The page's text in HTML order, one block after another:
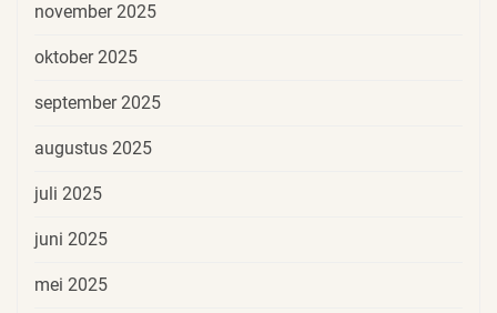
november 2025
oktober 2025
september 2025
augustus 2025
juli 2025
juni 2025
mei 2025